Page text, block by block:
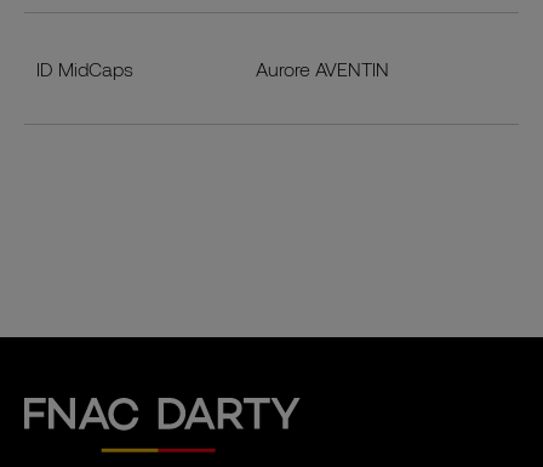
ID MidCaps Aurore AVENTIN
Fnac Darty